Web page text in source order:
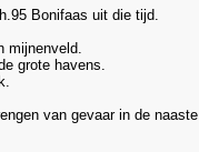
Bonifaas uit die tijd.
mijnenveld.
grote havens.
van gevaar in de naaste